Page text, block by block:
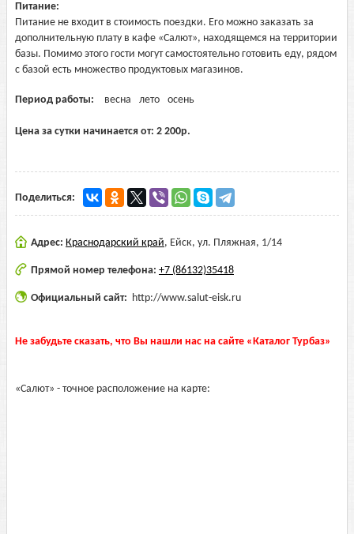
Питание:
Питание не входит в стоимость поездки. Его можно заказать за
дополнительную плату в кафе «Салют», находящемся на территории
базы. Помимо этого гости могут самостоятельно готовить еду, рядом
с базой есть множество продуктовых магазинов.
Период работы: весна лето осень
Цена за сутки начинается от: 2 200р.
Поделиться:
Адрес: Краснодарский край, Ейск, ул. Пляжная, 1/14
Прямой номер телефона: +7 (86132)35418
Официальный сайт: http://www.salut-eisk.ru
Не забудьте сказать, что Вы нашли нас на сайте «Каталог Турбаз»
«Салют» - точное расположение на карте: